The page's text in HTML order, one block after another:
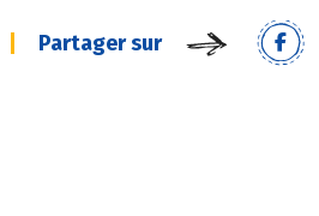
Partager sur